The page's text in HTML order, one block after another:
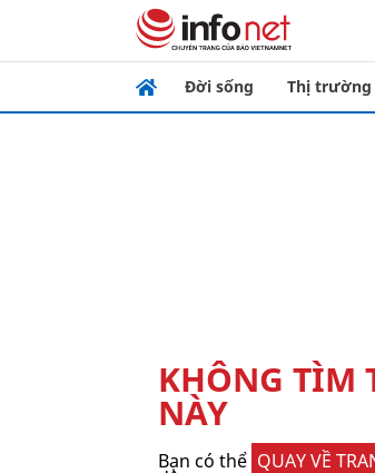
Đời sống Thị trường
KHÔNG TÌM
NÀY
Bạn có thể QUAY VỀ